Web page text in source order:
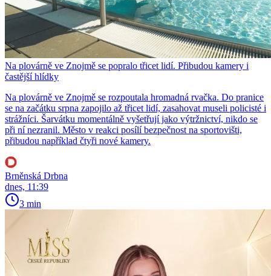
Na plovárně ve Znojmě se popralo třicet lidí. Přibudou kamery i
častější hlídky
Na plovárně ve Znojmě se rozpoutala hromadná rvačka. Do pranice
se na začátku srpna zapojilo až třicet lidí, zasahovat museli policisté i
strážníci. Šarvátku momentálně vyšetřují jako výtržnictví, nikdo se
při ní nezranil. Město v reakci posílí bezpečnost na sportovišti,
přibudou například čtyři nové kamery.
Brněnská Drbna
dnes, 11:39
3 min